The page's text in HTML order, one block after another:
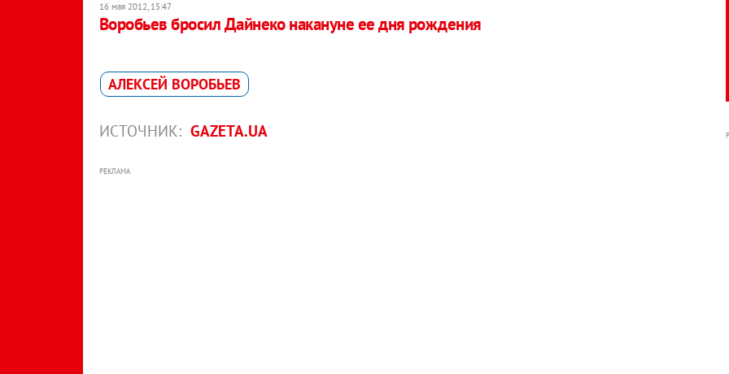
16 мая 2012, 15:47
Воробьев бросил Дайнеко накануне ее дня рождения
АЛЕКСЕЙ ВОРОБЬЕВ
ИСТОЧНИК: GAZETA.UA
РЕКЛАМА